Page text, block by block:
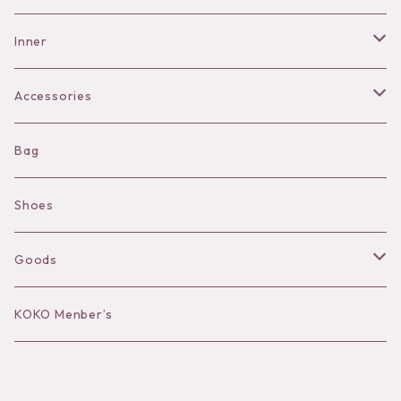
Pants
Inner
Bra
Shorts
Camisole
Long sleeve
Accessories
Necklace
Pierce/Earring
Ear Cuff
Bracelet／Bangle
Bag
Shoes
Goods
Hat
KOKO Menber’s